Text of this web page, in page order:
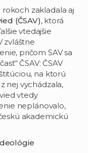
rokoch zakladala aj
(ČSAV), ktorá
vtedajšie
zvláštne
pričom SAV sa
ČSAV: ČSAV
na ktorú
nej vychádzala,
vtedy
neplánovalo,
akademickú